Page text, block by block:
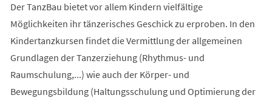
Der TanzBau bietet vor allem Kindern vielfältige
Möglichkeiten ihr tänzerisches Geschick zu erproben. In den
Kindertanzkursen findet die Vermittlung der allgemeinen
Grundlagen der Tanzerziehung (Rhythmus- und
Raumschulung,...) wie auch der Körper- und
Bewegungsbildung (Haltungsschulung und Optimierung der